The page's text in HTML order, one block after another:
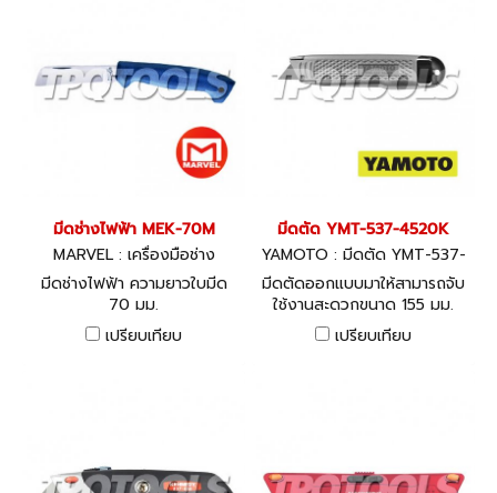
มีดช่างไฟฟ้า MEK-70M
MARVEL : เครื่องมือช่าง
มีดช่างไฟฟ้า ความยาวใบมีด
70 มม.
เปรียบเทียบ
มีดตัด YMT-537-4520K
YAMOTO : มีดตัด YMT-537-
4520K
มีดตัดออกแบบมาให้สามารถจับ
ใช้งานสะดวกขนาด 155 มม.
เปรียบเทียบ